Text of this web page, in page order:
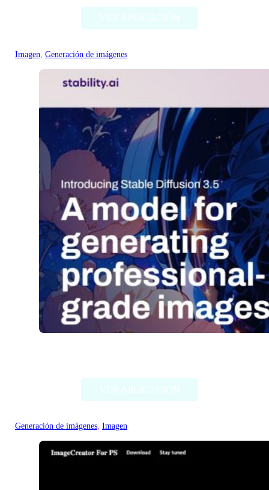
Imagen, Generación de imágenes
Generación de imágenes, Imagen